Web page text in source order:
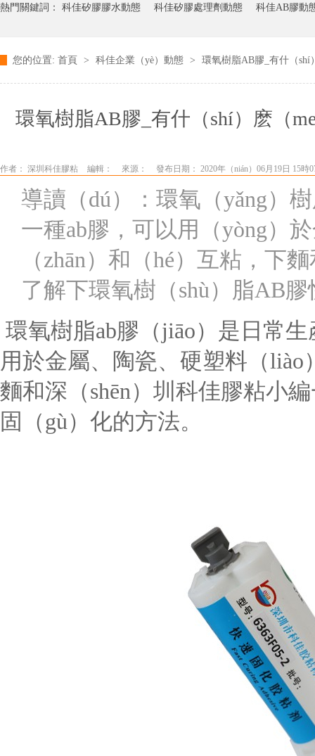
熱門關鍵詞： 科佳矽膠膠水動態 科佳矽膠處理劑動態 科佳AB膠動
您的位置: 首頁 > 科佳企業（yè）動態 > 環氧樹脂AB膠_有什（shí
環氧樹脂AB膠_有什（shí）麽（
作者： 深圳科佳膠粘 編輯： 來源： 發布日期： 2020年（nián）06月19日 15時
導讀（dú）：環氧（yǎng）
一種ab膠，可以用（yòng）
（zhān）和（hé）互粘，下
了解下環氧樹（shù）脂AB
環氧樹脂ab膠（jiāo）是日常
用於金屬、陶瓷、硬塑料（
麵和深（shēn）圳科佳膠粘小
固（gù）化的方法。